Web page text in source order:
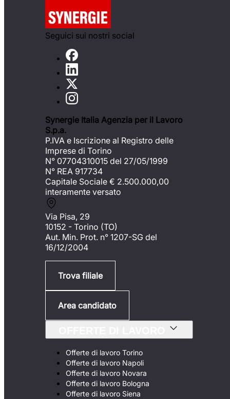
Seguici sui nostri social
Synergie Italia Agenzia per il Lavoro
S.p.a.
P.IVA e Iscrizione al Registro delle
Imprese di Torino
N° 07704310015 del 27/05/1999
N° REA 917734
Capitale Sociale € 2.500.000,00
interamente versato
Via Pisa, 29
10152 - Torino (TO)
Aut. Min. Prot. n° 1207-SG del
16/12/2004
Trova filiale
Area candidato
Offerte di lavoro Torino
Offerte di lavoro Napoli
Offerte di lavoro Novara
Offerte di lavoro Bologna
Offerte di lavoro Siena